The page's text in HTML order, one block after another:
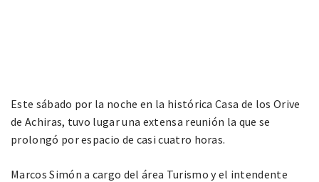
Este sábado por la noche en la histórica Casa de los Orive
de Achiras, tuvo lugar una extensa reunión la que se
prolongó por espacio de casi cuatro horas.
Marcos Simón a cargo del área Turismo y el intendente